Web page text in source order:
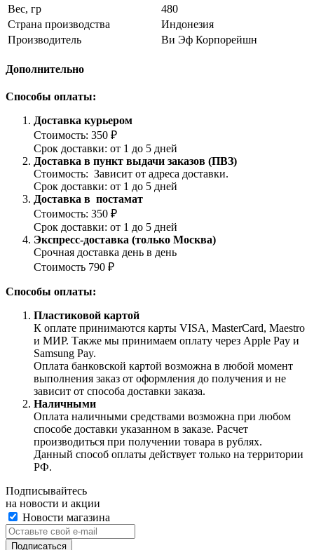
Вес, гр
480
Страна производства
Индонезия
Производитель
Ви Эф Корпорейшн
Дополнительно
Способы оплаты:
Доставка курьером
Стоимость: 350 ₽
Срок доставки: от 1 до 5 дней
Доставка в пункт выдачи заказов (ПВЗ)
Стоимость: Зависит от адреса доставки.
Срок доставки: от 1 до 5 дней
Доставка в постамат
Стоимость: 350 ₽
Срок доставки: от 1 до 5 дней
Экспресс-доставка (только Москва)
Срочная доставка день в день
Стоимость 790 ₽
Способы оплаты:
Пластиковой картой
К оплате принимаются карты VISA, MasterCard, Maestro
и МИР. Также мы принимаем оплату через Apple Pay и
Samsung Pay.
Оплата банковской картой возможна в любой момент
выполнения заказ от оформления до получения и не
зависит от способа доставки заказа.
Наличными
Оплата наличными средствами возможна при любом
способе доставки указанном в заказе. Расчет
производиться при получении товара в рублях.
Данный способ оплаты действует только на территории
РФ.
Подписывайтесь
на новости и акции
Новости магазина